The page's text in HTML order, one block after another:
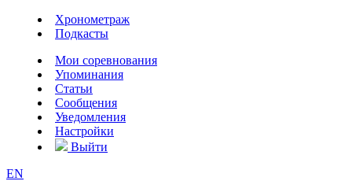
Хронометраж
Подкасты
Мои соревнования
Упоминания
Статьи
Сообщения
Уведомления
Настройки
Выйти
EN